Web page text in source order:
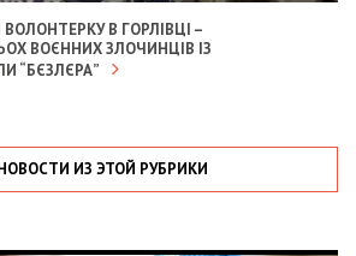
В ГОРЛІВЦІ –
ВОЄННИХ ЗЛОЧИНЦІВ ІЗ
“БЄЗЛЄРА”
ИЗ ЭТОЙ РУБРИКИ